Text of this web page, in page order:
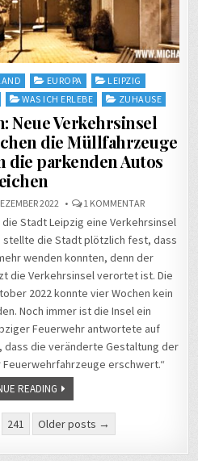
EUROPA
LEIPZIG
WAS ICH ERLEBE ZUHAUSE
Neue Verkehrsinsel
die Müllfahrzeuge
die parkenden Autos
2022 1 KOMMENTARZU
LEUTZSCH:
MEHRERE
WOCHEN
DIE
AUS
–
NUN
MÜSSEN
PARKENDEN
WEICHEN
Stadt Leipzig eine Verkehrsinsel
stellte die Stadt plötzlich fest, dass
wenden konnten, denn der
die Verkehrsinsel verortet ist. Die
2022 konnte vier Wochen kein
Noch immer ist die Insel ein
Feuerwehr antwortete auf
dass die veränderte Gestaltung der
erschwert.“
READING
241 Older posts →